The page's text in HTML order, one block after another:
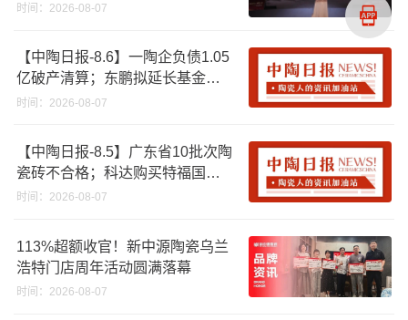
时间：2026-08-07
【中陶日报-8.6】一陶企负债1.05
亿破产清算；东鹏拟延长基金投
资期限；工信部开展建陶行业能
时间：2026-08-07
【中陶日报-8.5】广东省10批次陶
瓷砖不合格；科达购买特福国际
股份申请未通过；蒙娜丽莎5千万
破18亿元
时间：2026-08-07
113%超额收官！新中源陶瓷乌兰
浩特门店周年活动圆满落幕
时间：2026-08-07